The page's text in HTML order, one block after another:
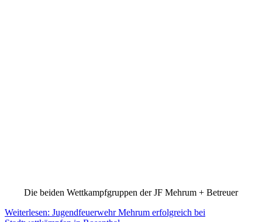
Die beiden Wettkampfgruppen der JF Mehrum + Betreuer
Weiterlesen: Jugendfeuerwehr Mehrum erfolgreich bei